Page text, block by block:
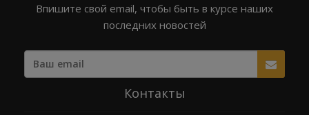
Впишите свой email, чтобы быть в курсе наших
последних новостей
Контакты